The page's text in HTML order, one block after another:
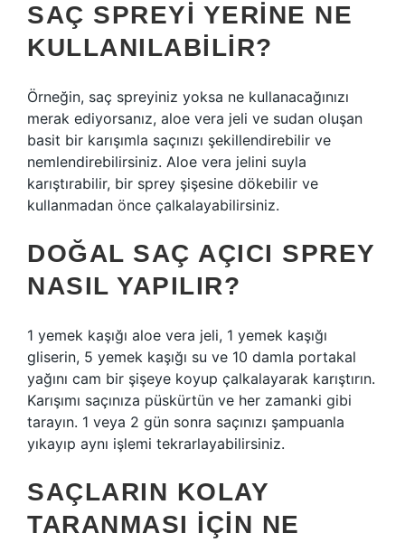
SAÇ SPREYI YERINE NE
KULLANILABILIR?
Örneğin, saç spreyiniz yoksa ne kullanacağınızı
merak ediyorsanız, aloe vera jeli ve sudan oluşan
basit bir karışımla saçınızı şekillendirebilir ve
nemlendirebilirsiniz. Aloe vera jelini suyla
karıştırabilir, bir sprey şişesine dökebilir ve
kullanmadan önce çalkalayabilirsiniz.
DOĞAL SAÇ AÇICI SPREY
NASIL YAPILIR?
1 yemek kaşığı aloe vera jeli, 1 yemek kaşığı
gliserin, 5 yemek kaşığı su ve 10 damla portakal
yağını cam bir şişeye koyup çalkalayarak karıştırın.
Karışımı saçınıza püskürtün ve her zamanki gibi
tarayın. 1 veya 2 gün sonra saçınızı şampuanla
yıkayıp aynı işlemi tekrarlayabilirsiniz.
SAÇLARIN KOLAY
TARANMASI IÇIN NE